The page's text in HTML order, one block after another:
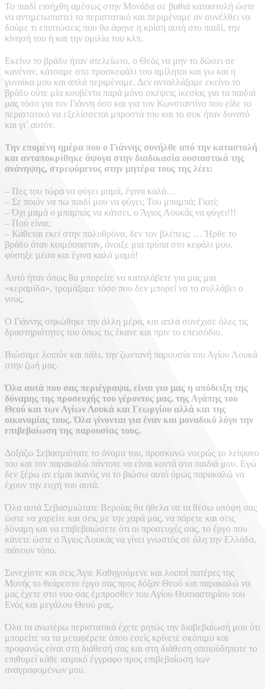
Το παιδί εισήχθη αμέσως στην Μονάδα σε βαθιά καταστολή ώστε
να αντιμετωπιστεί το περιστατικό και περιμέναμε αν συνέλθει να
δούμε τι επιπτώσεις που θα άφηνε η κρίση αυτή στο παιδί, την
κίνησή του ή και την ομιλία του κλπ.
Εκείνο το βράδυ ήταν ατελείωτο, ο Θεός να μην το δώσει σε
κανέναν, κάτσαμε στο προσκεφάλι του αμίλητοι και γω και η
γυναίκα μου και απλά περιμέναμε. Δεν ανταλλάξαμε εκείνο το
βράδυ ούτε μία κουβέντα παρά μόνο σκέψεις ικεσίας για τα παιδιά
μας τόσο για τον Γιάννη όσο και για τον Κωνσταντίνο που είδε το
περιστατικό να εξελίσσεται μπροστά του και το σοκ ήταν δυνατό
και γι᾽ αυτόν.
Την επομένη ημέρα που ο Γιάννης συνήλθε από την καταστολή
και ανταποκρίθηκε άψογα στην διαδικασία ουσιαστικά της
ανάνηψης, στρεφόμενος στην μητέρα τους της λέει:
– Πες του τώρα να φύγει μαμά, έγινα καλά…
– Σε ποιόν να πω παιδί μου να φύγει; Του μπαμπά; Γιατί;
– Όχι μαμά ο μπαμπάς να κάτσει, ο Άγιος Λουκάς να φύγει!!!
– Πού είναι;
– Κάθεται εκεί στην πολυθρόνα, δεν τον βλέπεις; … Ήρθε το
βράδυ όταν κοιμόσασταν, άνοιξε μια τρύπα στο κεφάλι μου,
φύσηξε μέσα και έγινα καλά μαμά!
Αυτό ήταν όπως θα μπορείτε να καταλάβετε για μας μια
«κεραμίδα», τρομάξαμε τόσο που δεν μπορεί να το συλλάβει ο
νους.
Ο Γιάννης σηκώθηκε την άλλη μέρα, και απλά συνέχισε όλες τις
δραστηριότητες του όπως τις έκανε και πριν το επεισόδιο.
Βιώσαμε λοιπόν και πάλι, την ζωντανή παρουσία του Αγίου Λουκά
στην ζωή μας.
Όλα αυτά που σας περιέγραψα, είναι για μας η απόδειξη της
δύναμης της προσευχής του γέροντος μας, της Αγάπης του
Θεού και των Αγίων Λουκά και Γεωργίου αλλά και της
οικονομίας τους. Όλα γίνονται για έναν και μοναδικό λόγο την
επιβεβαίωση της παρουσίας τους.
Δοξάζω Σεβασμιότατε το όνομα του, προσκυνώ νοερώς το λείψανο
του και τον παρακαλώ πάντοτε να είναι κοντά στα παιδιά μου. Εγώ
δεν ξέρω αν είμαι ικανός να το βιώσω αυτό όμως παρακαλώ να
έχουν την ευχή του αυτά.
Όλα αυτά Σεβασμιώτατε Βεροίας θα ήθελα να τα θέσω υπόψη σας
ώστε να χαρείτε και σεις με την χαρά μας, να πάρετε και σεις
δύναμη και να επιβεβαιώσετε ότι οι προσευχές σας, το έργο που
κάνετε ώστε ο Άγιος Λουκάς να γίνει γνωστός σε όλη την Ελλάδα,
πιάνουν τόπο.
Συνεχίστε και σεις Άγιε Καθηγούμενε και λοιποί πατέρες της
Μονής το θεάρεστο έργο σας προς δόξαν Θεού και παρακαλώ να
μας έχετε στο νου σας έμπροσθεν του Αγίου Θυσιαστηρίου του
Ενός και μεγάλου Θεού μας.
Όλα τα ανωτέρω περιστατικά έχετε ρητώς την διαβεβαίωσή μου ότι
μπορείτε να τα μεταφέρετε όπου εσείς κρίνετε σκόπιμο και
προφανώς είναι στη διάθεσή σας και στη διάθεση οποιούδηποτε το
επιθυμεί κάθε ιατρικό έγγραφο προς επιβεβαίωση των
αναγραφομένων μου.